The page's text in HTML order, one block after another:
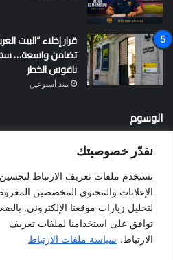
نقدّر خصوصيتك
نستخدم ملفات تعريف الارتباط
الإعلانات والمحتوى المخصصين
لتحليل زيارات موقعنا الإلكتروني.
توافق على استخدامنا لملفات تعريف
الارتباط. سياسة ملفات الارتباط
قرار إخلاء “البيت
تضامن واسعة…
ناقوس الخطر
منذ أسبوعين
الوسوم
أخبار إسبانيا إسبانيا
الجالية المغربية الجنسية الإسبانية
المغرب المهاجرين الهجرة
بيدرو سانشيز فالنسيا فيضانات